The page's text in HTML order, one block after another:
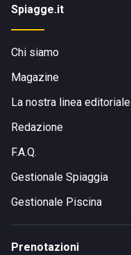
Spiagge.it
Chi siamo
Magazine
La nostra linea editoriale
Redazione
F.A.Q.
Gestionale Spiaggia
Gestionale Piscina
Prenotazioni